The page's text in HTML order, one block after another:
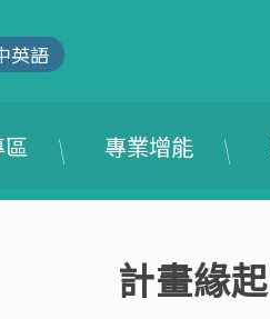
英語
專業增能
計畫緣起